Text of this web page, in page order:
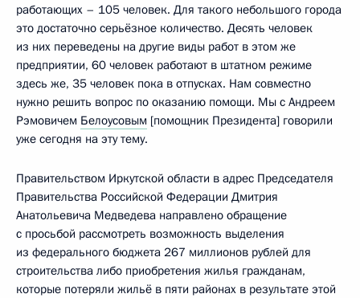
работающих – 105 человек. Для такого небольшого города
это достаточно серьёзное количество. Десять человек
из них переведены на другие виды работ в этом же
предприятии, 60 человек работают в штатном режиме
здесь же, 35 человек пока в отпусках. Нам совместно
нужно решить вопрос по оказанию помощи. Мы с Андреем
Рэмовичем Белоусовым [помощник Президента] говорили
уже сегодня на эту тему.
Правительством Иркутской области в адрес Председателя
Правительства Российской Федерации Дмитрия
Анатольевича Медведева направлено обращение
с просьбой рассмотреть возможность выделения
из федерального бюджета 267 миллионов рублей для
строительства либо приобретения жилья гражданам,
которые потеряли жильё в пяти районах в результате этой